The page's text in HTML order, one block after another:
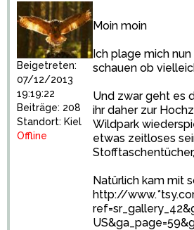
Beigetreten:
07/12/2013
19:19:22
Beiträge: 208
Standort: Kiel
Offline
Moin moin
Ich plage mich
schauen ob
Und zwar geht es
ihr daher zur
Wildpark
etwas zeitloses
Natürlich kam mit
http://